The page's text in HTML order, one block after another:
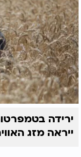
ירידה
ייראה מזג